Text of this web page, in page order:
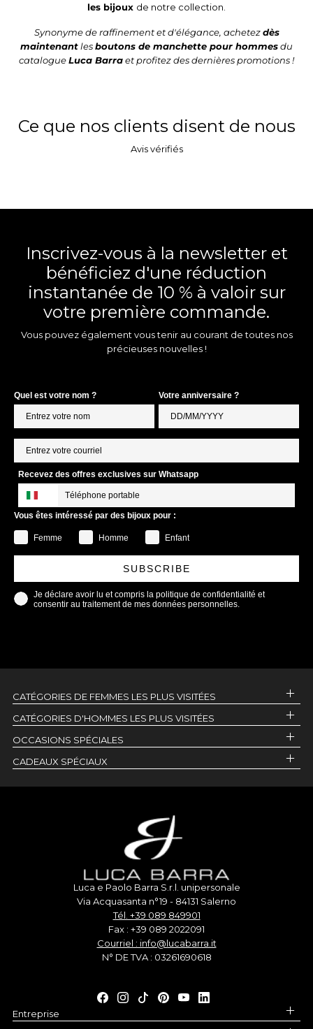
les bijoux de notre collection.
Synonyme de raffinement et d'élégance, achetezdès
maintenant lesboutons de manchette pour hommesdu
catalogueLuca Barraet profitez des dernières promotions !
Ce que nos clients disent de nous
Avis vérifiés
Inscrivez-vous à la newsletter et
bénéficiez d'une réduction
instantanée de 10 % à valoir sur
votre première commande.
Vous pouvez également vous tenir au courant de toutes nos
précieuses nouvelles !
Quel est votre nom ? Votre anniversaire ?
Recevez des offres exclusives sur Whatsapp
Vous êtes intéressé par des bijoux pour :
Femme Homme Enfant
SUBSCRIBE
Je déclare avoir lu et compris la politique de confidentialité et
consentir au traitement de mes données personnelles.
CATÉGORIES DE FEMMES LES PLUS VISITÉES
CATÉGORIES D'HOMMES LES PLUS VISITÉES
OCCASIONS SPÉCIALES
CADEAUX SPÉCIAUX
Luca e Paolo Barra S.r.l. unipersonale
Via Acquasanta n°19 - 84131 Salerno
Tél. +39 089 849901
Fax : +39 089 2022091
Courriel : info@lucabarra.it
N° DE TVA : 03261690618
Entreprise